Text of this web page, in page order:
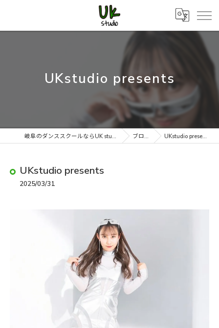
UKstudio presents
岐阜のダンススクールならUK studio ブログ UKstudio presents
UKstudio presents
2025/03/31